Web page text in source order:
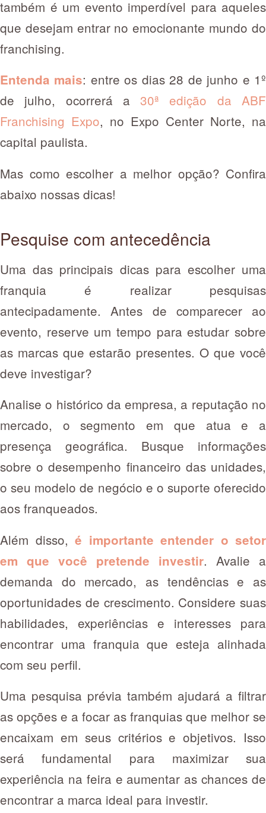
também é um evento imperdível para aqueles
que desejam entrar no emocionante mundo do
franchising.
Entenda mais: entre os dias 28 de junho e 1º
de julho, ocorrerá a30ª edição da ABF
Franchising Expo, no Expo Center Norte, na
capital paulista.
Mas como escolher a melhor opção? Confira
abaixo nossas dicas!
Pesquise com antecedência
Uma das principais dicas para escolher uma
franquia é realizar pesquisas
antecipadamente. Antes de comparecer ao
evento, reserve um tempo para estudar sobre
as marcas que estarão presentes. O que você
deve investigar?
Analise o histórico da empresa, a reputação no
mercado, o segmento em que atua e a
presença geográfica. Busque informações
sobre o desempenho financeiro das unidades,
o seu modelo de negócio e o suporte oferecido
aos franqueados.
Além disso, é importante entender o setor
em que você pretende investir. Avalie a
demanda do mercado, as tendências e as
oportunidades de crescimento. Considere suas
habilidades, experiências e interesses para
encontrar uma franquia que esteja alinhada
com seu perfil.
Uma pesquisa prévia também ajudará a filtrar
as opções e a focar as franquias que melhor se
encaixam em seus critérios e objetivos. Isso
será fundamental para maximizar sua
experiência na feira e aumentar as chances de
encontrar a marca ideal para investir.